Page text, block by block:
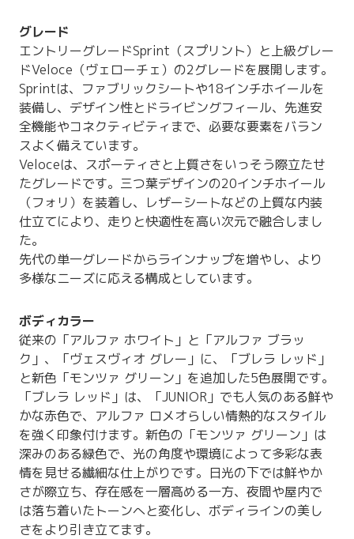
グレード
エントリーグレードSprint（スプリント）と上級グレー
ドVeloce（ヴェローチェ）の2グレードを展開します。
Sprintは、ファブリックシートや18インチホイールを
装備し、デザイン性とドライビングフィール、先進安
全機能やコネクティビティまで、必要な要素をバラン
スよく備えています。
Veloceは、スポーティさと上質さをいっそう際立たせ
たグレードです。三つ葉デザインの20インチホイール
（フォリ）を装着し、レザーシートなどの上質な内装
仕立てにより、走りと快適性を高い次元で融合しまし
た。
先代の単一グレードからラインナップを増やし、より
多様なニーズに応える構成としています。
ボディカラー
従来の「アルファ ホワイト」と「アルファ ブラッ
ク」、「ヴェスヴィオ グレー」に、「ブレラ レッド」
と新色「モンツァ グリーン」を追加した5色展開です。
「ブレラ レッド」は、「JUNIOR」でも人気のある鮮や
かな赤色で、アルファ ロメオらしい情熱的なスタイル
を強く印象付けます。新色の「モンツァ グリーン」は
深みのある緑色で、光の角度や環境によって多彩な表
情を見せる繊細な仕上がりです。日光の下では鮮やか
さが際立ち、存在感を一層高める一方、夜間や屋内で
は落ち着いたトーンへと変化し、ボディラインの美し
さをより引き立てます。